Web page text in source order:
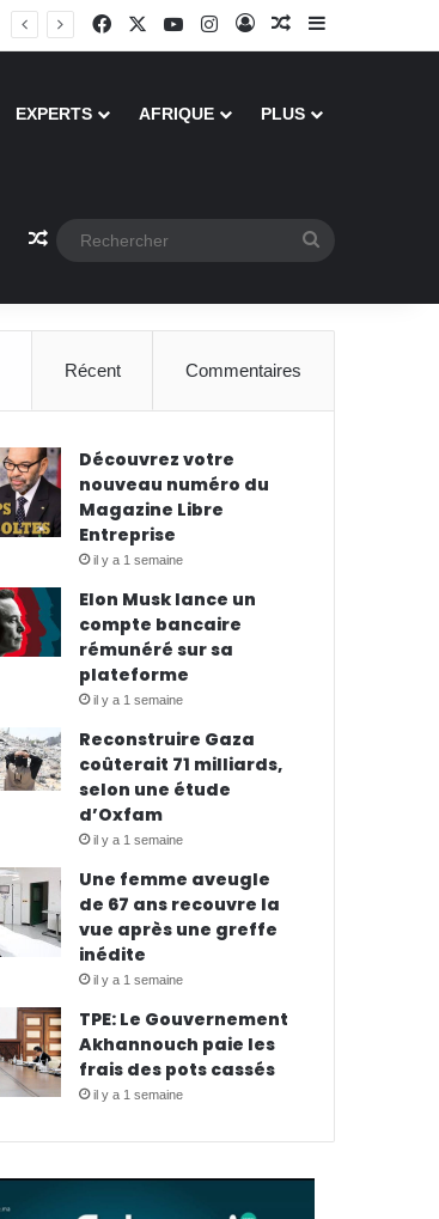
FacebookYouTubeInstagramConnexion
Article Aléatoire
Sidebar
EXPERTS AFRIQUE PLUS
Article Aléatoire
Récent Commentaires
Découvrez votre
nouveau numéro du
Magazine Libre
Entreprise
il y a 1 semaine
Elon Musk lance un
compte bancaire
rémunéré sur sa
plateforme
il y a 1 semaine
Reconstruire Gaza
coûterait 71 milliards,
selon une étude
d’Oxfam
il y a 1 semaine
Une femme aveugle
de 67 ans recouvre la
vue après une greffe
inédite
il y a 1 semaine
TPE: Le Gouvernement
Akhannouch paie les
frais des pots cassés
il y a 1 semaine